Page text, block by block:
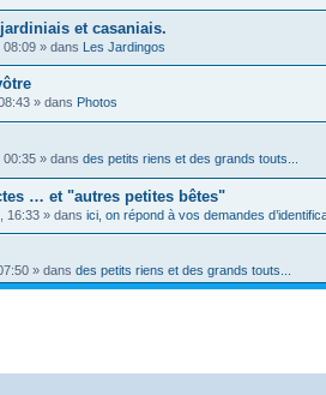
et casaniais.
» dans Les Jardingos
» dans Photos
» dans des petits riens et des grands touts...
… et "autres petites bêtes"
16:33 » dans ici, on répond à vos demandes
» dans des petits riens et des grands touts...